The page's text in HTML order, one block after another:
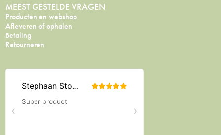
MEEST GESTELDE VRAGEN
Producten en webshop
Afleveren of ophalen
Betaling
Retourneren